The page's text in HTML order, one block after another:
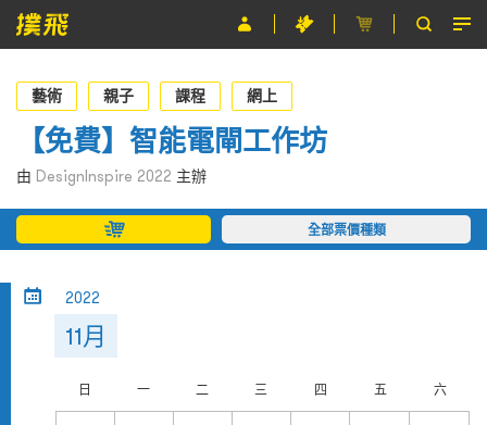
節目
主辦單位
關於撲飛
條款及細則
藝術 親子 課程 網上
【免費】智能電閘工作坊
由 DesignInspire 2022 主辦
全部票價種類
2022
11月
日 一 二 三 四 五 六